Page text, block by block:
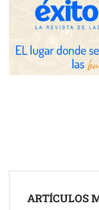
avanzadas para
COMPALISS de
las posibilidades del
ARTÍCULOS